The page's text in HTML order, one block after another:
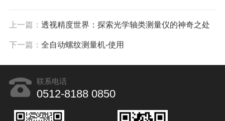
上一篇： 透视精度世界：探索光学轴类测量仪的神奇之处
下一篇： 全自动螺纹测量机-使用
联系电话
0512-8188 0850